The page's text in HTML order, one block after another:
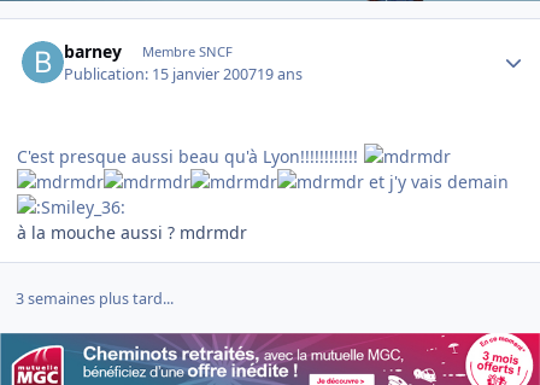
barney Membre SNCF
Publication: 15 janvier 200719 ans
C'est presque aussi beau qu'à Lyon!!!!!!!!!!!!
et j'y vais demain
à la mouche aussi ? mdrmdr
3 semaines plus tard...